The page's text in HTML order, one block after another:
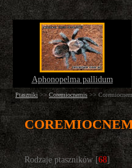
Aphonopelma pallidum
Ptaszniki>>Coremiocnemis >>
Rodzaje ptaszników [68]